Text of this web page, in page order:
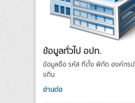
ข้อมูลทั่วไป อปท.
ข้อมูลชื่อ รหัส ที่ตั้ง พิกัด องค์กร
งถิ่น
อ่านต่อ